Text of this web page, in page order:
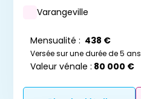
Varangeville
Mensualité : 438 €
Versée sur une durée de 5 ans
Valeur vénale : 80 000 €